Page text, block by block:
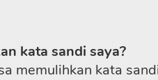
kata sandi saya?
memulihkan kata